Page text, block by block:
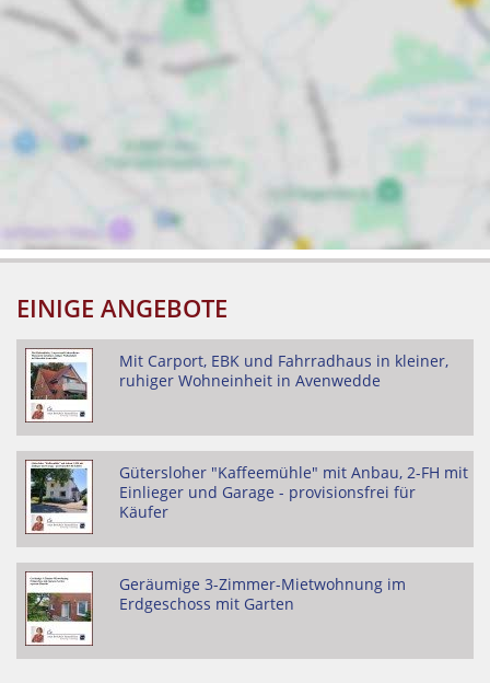
EINIGE ANGEBOTE
Mit Carport, EBK und Fahrradhaus in kleiner,
ruhiger Wohneinheit in Avenwedde
Gütersloher "Kaffeemühle" mit Anbau, 2-FH mit
Einlieger und Garage - provisionsfrei für
Käufer
Geräumige 3-Zimmer-Mietwohnung im
Erdgeschoss mit Garten